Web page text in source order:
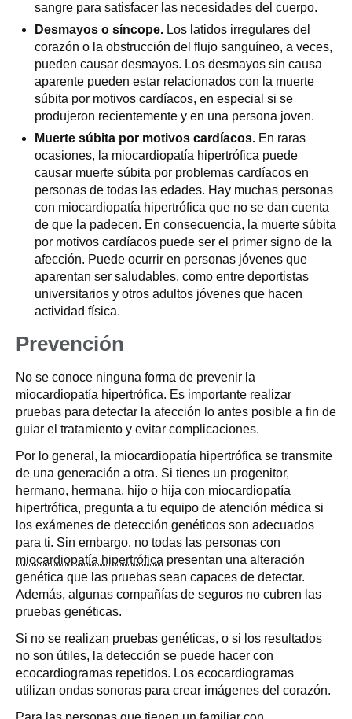
sangre para satisfacer las necesidades del cuerpo.
Desmayos o síncope. Los latidos irregulares del
corazón o la obstrucción del flujo sanguíneo, a veces,
pueden causar desmayos. Los desmayos sin causa
aparente pueden estar relacionados con la muerte
súbita por motivos cardíacos, en especial si se
produjeron recientemente y en una persona joven.
Muerte súbita por motivos cardíacos. En raras
ocasiones, la miocardiopatía hipertrófica puede
causar muerte súbita por problemas cardíacos en
personas de todas las edades. Hay muchas personas
con miocardiopatía hipertrófica que no se dan cuenta
de que la padecen. En consecuencia, la muerte súbita
por motivos cardíacos puede ser el primer signo de la
afección. Puede ocurrir en personas jóvenes que
aparentan ser saludables, como entre deportistas
universitarios y otros adultos jóvenes que hacen
actividad física.
Prevención
No se conoce ninguna forma de prevenir la
miocardiopatía hipertrófica. Es importante realizar
pruebas para detectar la afección lo antes posible a fin de
guiar el tratamiento y evitar complicaciones.
Por lo general, la miocardiopatía hipertrófica se transmite
de una generación a otra. Si tienes un progenitor,
hermano, hermana, hijo o hija con miocardiopatía
hipertrófica, pregunta a tu equipo de atención médica si
los exámenes de detección genéticos son adecuados
para ti. Sin embargo, no todas las personas con
miocardiopatía hipertrófica presentan una alteración
genética que las pruebas sean capaces de detectar.
Además, algunas compañías de seguros no cubren las
pruebas genéticas.
Si no se realizan pruebas genéticas, o si los resultados
no son útiles, la detección se puede hacer con
ecocardiogramas repetidos. Los ecocardiogramas
utilizan ondas sonoras para crear imágenes del corazón.